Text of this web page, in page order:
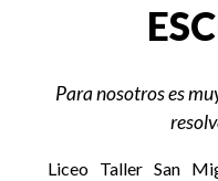
Para nosotros es
Liceo Taller San